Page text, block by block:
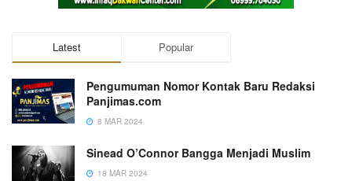
Latest Popular
Pengumuman Nomor Kontak Baru Redaksi
Panjimas.com
8 MAR 2024
Sinead O’Connor Bangga Menjadi Muslim
18 MAR 2024